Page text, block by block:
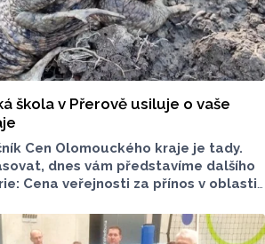
škola v Přerově usiluje o vaše
Cen Olomouckého kraje je tady.
dnes vám představíme dalšího
Cena veřejnosti za přínos v oblasti
v kategorii: Významný počin
prostředí - právnická osoba.